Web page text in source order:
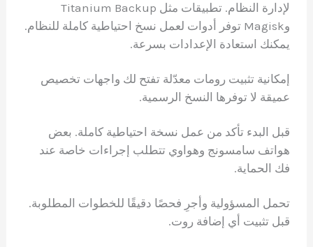
لإدارة النظام. تطبيقات مثل Titanium Backup
وMagisk توفر أدوات لعمل نسخ احتياطية كاملة للنظام.
يمكنك استعادة الإعدادات بسرعة.
إمكانية تثبيت رومات معدّلة تفتح لك واجهات تخصيص
عميقة لا توفرها النسخ الرسمية.
قبل البدء تأكد من عمل نسخة احتياطية كاملة. بعض
هواتف سامسونج وهواوي تتطلب إجراءات خاصة عند
فك الحماية.
تحمل المسؤولية وأجرِ فحصًا دقيقًا للخطوات المطلوبة.
قبل تثبيت أي إضافة روت.